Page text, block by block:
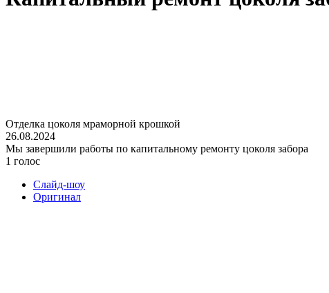
Отделка цоколя мраморной крошкой
26.08.2024
Мы завершили работы по капитальному ремонту цоколя забора
1 голос
Слайд-шоу
Оригинал